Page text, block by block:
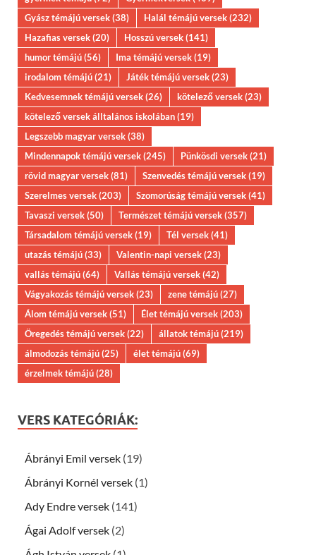
Gyász témájú versek(38) Halál témájú versek(232)
Hazafias versek(20) Hosszú versek(141)
humor témájú(56) Ima témájú versek(19)
irodalom témájú(21) Játék témájú versek(23)
Kedvesemnek témájú versek(26) kötelező versek(23)
kötelező versek álltalános iskolában(19)
Legszebb magyar versek(38)
Mindennapok témájú versek(245) Pünkösdi versek(21)
rövid magyar versek(81) Szenvedés témájú versek(19)
Szerelmes versek(203) Szomorúság témájú versek(41)
Tavaszi versek(50) Természet témájú versek(357)
Társadalom témájú versek(19) Tél versek(41)
utazás témájú(33) Valentin-napi versek(23)
vallás témájú(64) Vallás témájú versek(42)
Vágyakozás témájú versek(23) zene témájú(27)
Álom témájú versek(51) Élet témájú versek(203)
Öregedés témájú versek(22) állatok témájú(219)
álmodozás témájú(25) élet témájú(69)
érzelmek témájú(28)
VERS KATEGÓRIÁK:
Ábrányi Emil versek (19)
Ábrányi Kornél versek (1)
Ady Endre versek (141)
Ágai Adolf versek (2)